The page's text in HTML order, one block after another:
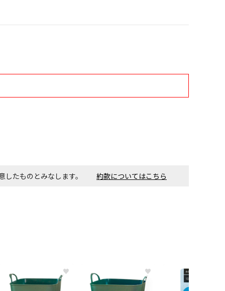
意したものとみなします。 約款についてはこちら
♥ ♥